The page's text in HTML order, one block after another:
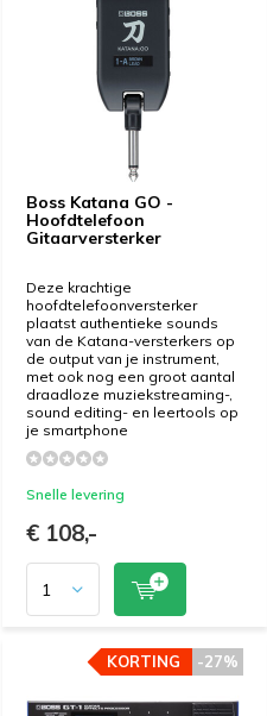
Boss Katana GO -
Hoofdtelefoon
Gitaarversterker
Deze krachtige
hoofdtelefoonversterker
plaatst authentieke sounds
van de Katana-versterkers op
de output van je instrument,
met ook nog een groot aantal
draadloze muziekstreaming-,
sound editing- en leertools op
je smartphone
Snelle levering
€ 108,-
-27%
KORTING -27%
KORTING